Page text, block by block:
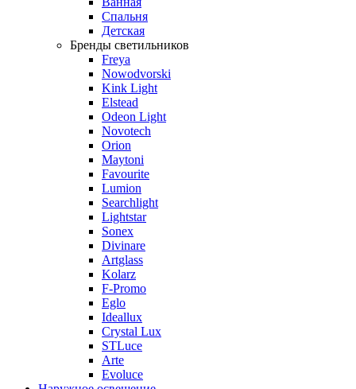
Спальня
Детская
Бренды светильников
Freya
Nowodvorski
Kink Light
Elstead
Odeon Light
Novotech
Orion
Maytoni
Favourite
Lumion
Searchlight
Lightstar
Sonex
Divinare
Artglass
Kolarz
F-Promo
Eglo
Ideallux
Crystal Lux
STLuce
Arte
Evoluce